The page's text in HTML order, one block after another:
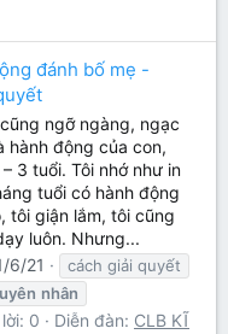
đánh bố mẹ -
ngỡ ngàng, ngạc
hành động của con,
3 tuổi. Tôi nhớ như in
tuổi có hành động
tôi giận lắm, tôi cũng
luôn. Nhưng...
6/21
cách giải quyết
nhân
0 Diễn đàn: CLB KĨ